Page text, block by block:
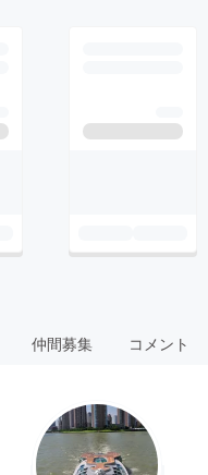
仲間募集 コメント